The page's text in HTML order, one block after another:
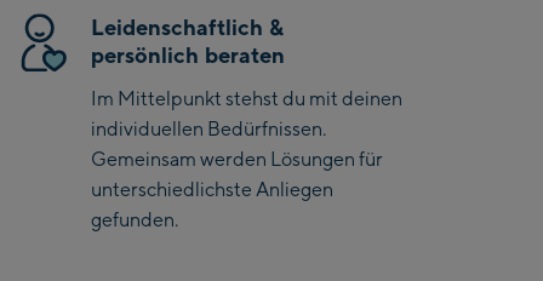
Zell Am See:
Schmittenhöhebahn
Talstation / Valley
station
CityXPress Talstation /
Valley station
AreitXpress Talstation /
Valley station
Sein Stil ist klassisch, schlicht und zeigt unser ikonisches Fox
Head-Logo.
Leidenschaftlich &
persönlich beraten
Im Mittelpunkt stehst du mit deinen
individuellen Bedürfnissen.
Gemeinsam werden Lösungen für
unterschiedlichste Anliegen
gefunden.